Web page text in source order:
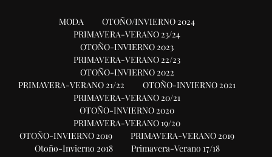
MODA
OTOÑO/INVIERNO 2024
PRIMAVERA-VERANO 23/24
OTOÑO-INVIERNO 2023
PRIMAVERA-VERANO 22/23
OTOÑO-INVIERNO 2022
PRIMAVERA-VERANO 21/22
OTOÑO-INVIERNO 2021
PRIMAVERA-VERANO 20/21
OTOÑO-INVIERNO 2020
PRIMAVERA-VERANO 19/20
OTOÑO-INVIERNO 2019
PRIMAVERA-VERANO 2019
Otoño-Invierno 2018
Primavera-Verano 17/18